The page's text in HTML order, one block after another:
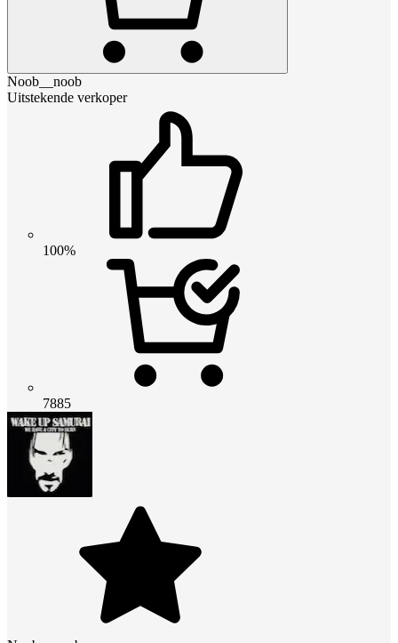
Noob__noob
Uitstekende verkoper
100%
7885